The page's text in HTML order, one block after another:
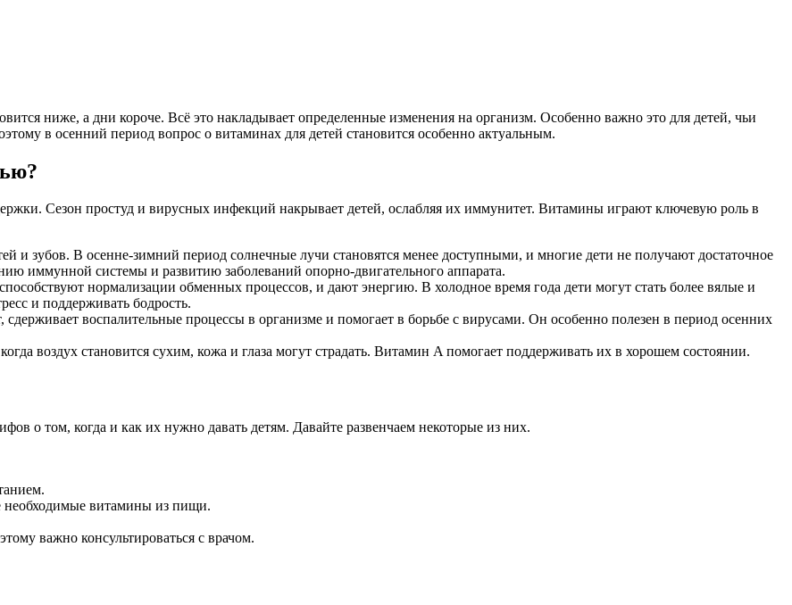
ниже, а дни короче. Всё это накладывает определенные изменения на организм. Особенно важно это для детей, чьи
в осенний период вопрос о витаминах для детей становится особенно актуальным.
Сезон простуд и вирусных инфекций накрывает детей, ослабляя их иммунитет. Витамины играют ключевую роль в
и зубов. В осенне-зимний период солнечные лучи становятся менее доступными, и многие дети не получают достаточное
иммунной системы и развитию заболеваний опорно-двигательного аппарата.
нормализации обменных процессов, и дают энергию. В холодное время года дети могут стать более вялые и
и поддерживать бодрость.
воспалительные процессы в организме и помогает в борьбе с вирусами. Он особенно полезен в период осенних
воздух становится сухим, кожа и глаза могут страдать. Витамин A помогает поддерживать их в хорошем состоянии.
о том, когда и как их нужно давать детям. Давайте развенчаем некоторые из них.
необходимые витамины из пищи.
важно консультироваться с врачом.